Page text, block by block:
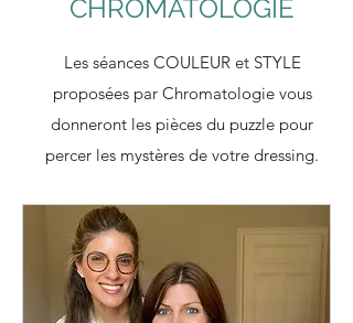
CHROMATOLOGIE
Les séances COULEUR et STYLE
proposées par Chromatologie vous
donneront les pièces du puzzle pour
percer les mystères de votre dressing.